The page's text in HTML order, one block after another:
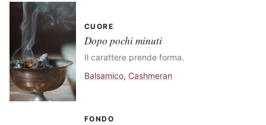
CUORE
Dopo pochi minuti
Il carattere prende forma.
Balsamico, Cashmeran
FONDO